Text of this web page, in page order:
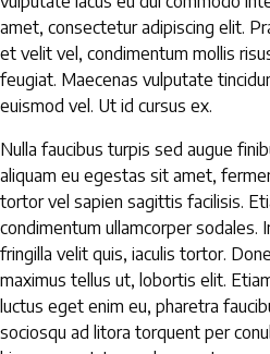
amet, consectetur adipiscing elit.
et velit vel, condimentum mollis
feugiat. Maecenas vulputate
euismod vel. Ut id cursus ex.
Nulla faucibus turpis sed augue
aliquam eu egestas sit amet,
tortor vel sapien sagittis facilisis.
condimentum ullamcorper sodales.
fringilla velit quis, iaculis tortor.
maximus tellus ut, lobortis elit.
luctus eget enim eu, pharetra
sociosqu ad litora torquent per